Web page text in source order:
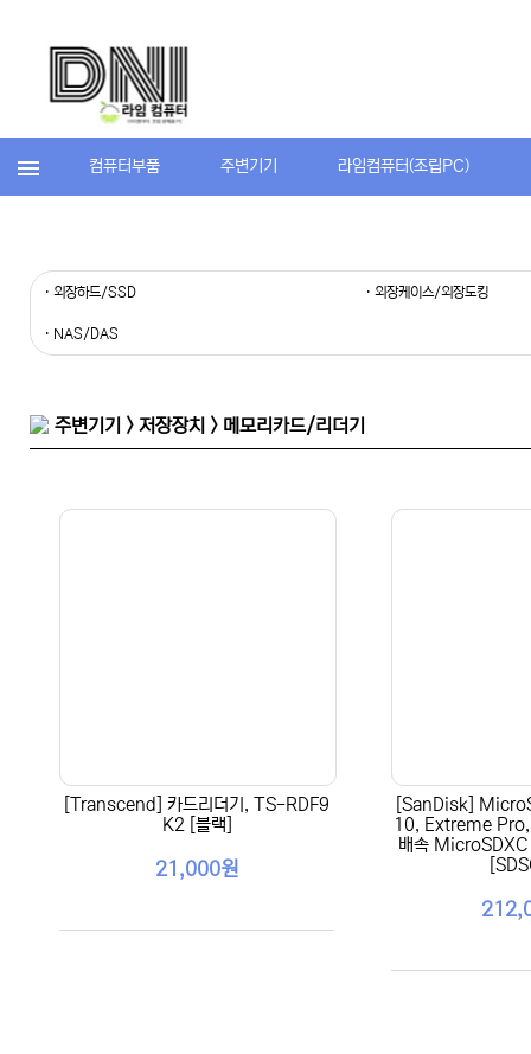
컴퓨터부품 주변기기 라임컴퓨터(조립PC)
· 외장하드/SSD · 외장케이스/외장도킹
· NAS/DAS
주변기기 > 저장장치 > 메모리카드/리더기
[Transcend] 카드리더기, TS-RDF9
K2 [블랙]
21,000원
[SanDisk]
10, Extreme
배속